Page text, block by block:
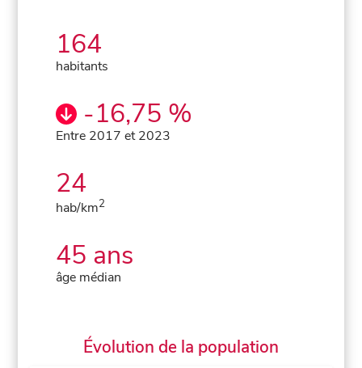
164
habitants
-16,75 %
Entre 2017 et 2023
24
hab/km2
45 ans
âge médian
Évolution de la population